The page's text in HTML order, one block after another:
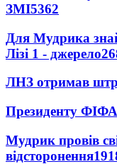
ЗМІ5362
Для Мудрика
Лізі 1 - джерело
ЛНЗ отримав
Президенту ФІФА
Мудрик провів
відсторонення